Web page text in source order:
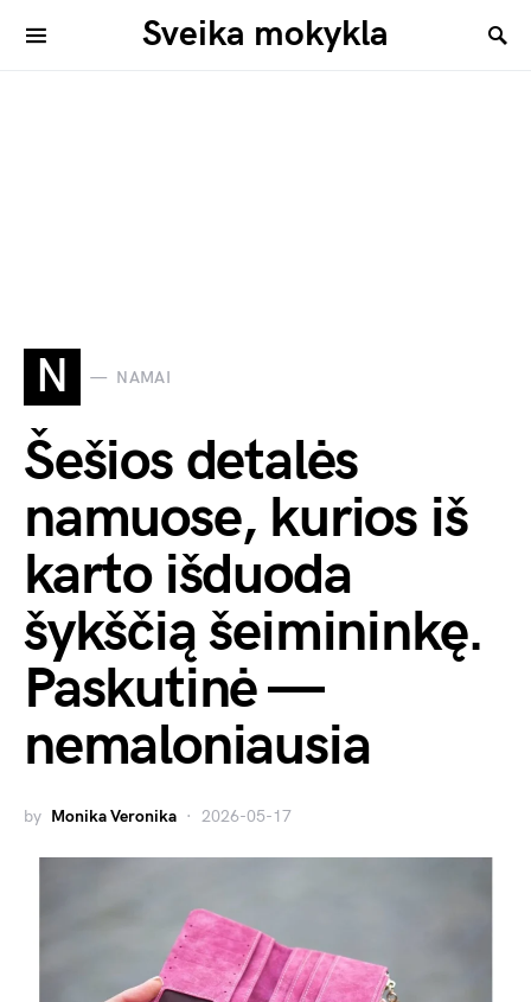
Sveika mokykla
N NAMAI
Šešios detalės
namuose, kurios iš
karto išduoda
šykščią šeimininkę.
Paskutinė —
nemaloniausia
by Monika Veronika 2026-05-17